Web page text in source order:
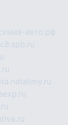
авто.рф
alimy.ru